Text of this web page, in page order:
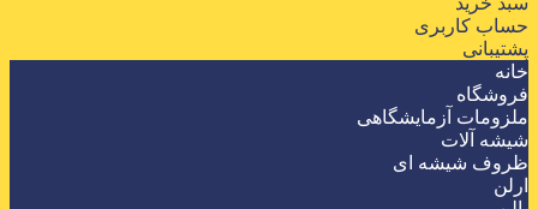
حساب کاربری
پشتیبانی
خانه
فروشگاه
ملزومات آزمایشگاهی
شیشه آلات
ظروف شیشه ای
ارلن